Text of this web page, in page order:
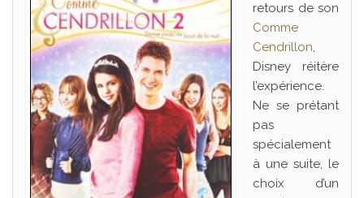
retours de son
Comme
Cendrillon,
Disney réitère
l’expérience.
Ne se prétant
pas
spécialement
à une suite, le
choix d’un